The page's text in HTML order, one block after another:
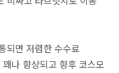
되면 저렴한 수수료
나 향상되고 향후 코스모